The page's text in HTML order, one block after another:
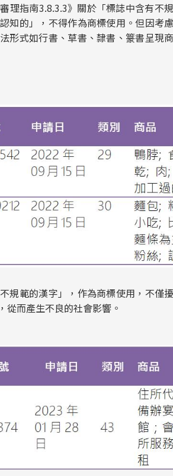
理指南3.8.3.3》關於「標誌中含有不
知的」，不得作為商標使用。但因考
形式如行書、草書、隸書、籇書呈現
範的漢字」，作為商標使用，不僅
從而產生不良的社會影響。